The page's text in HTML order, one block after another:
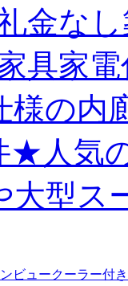
金なし
具家電
の内
★人気
大型ス
ビュークーラー付き